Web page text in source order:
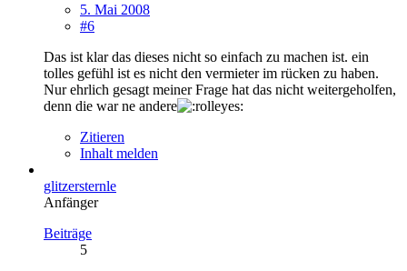
5. Mai 2008
#6
Das ist klar das dieses nicht so einfach zu machen ist. ein
tolles gefühl ist es nicht den vermieter im rücken zu haben.
Nur ehrlich gesagt meiner Frage hat das nicht weitergeholfen,
denn die war ne andere
Zitieren
Inhalt melden
glitzersternle
Anfänger
Beiträge
5